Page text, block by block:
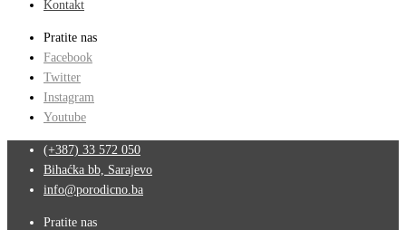
Kontakt
Pratite nas
Facebook
Twitter
Instagram
Youtube
(+387) 33 572 050
Bihaćka bb, Sarajevo
info@porodicno.ba
Pratite nas